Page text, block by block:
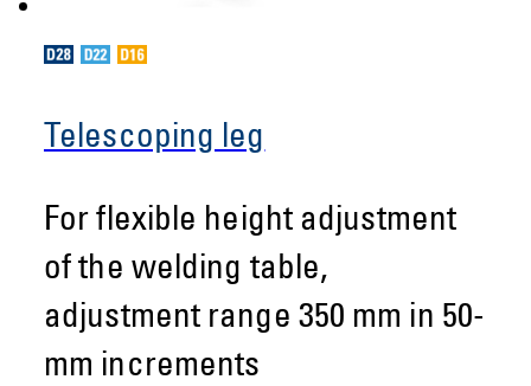
Telescoping leg
For flexible height adjustment
of the welding table,
adjustment range 350 mm in 50-
mm increments